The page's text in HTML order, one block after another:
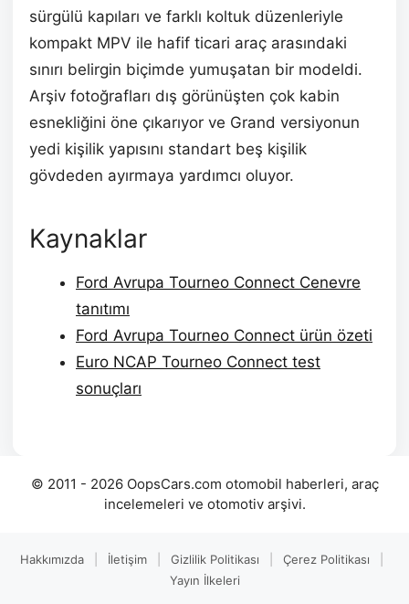
sürgülü kapıları ve farklı koltuk düzenleriyle
kompakt MPV ile hafif ticari araç arasındaki
sınırı belirgin biçimde yumuşatan bir modeldi.
Arşiv fotoğrafları dış görünüşten çok kabin
esnekliğini öne çıkarıyor ve Grand versiyonun
yedi kişilik yapısını standart beş kişilik
gövdeden ayırmaya yardımcı oluyor.
Kaynaklar
Ford Avrupa Tourneo Connect Cenevre
tanıtımı
Ford Avrupa Tourneo Connect ürün özeti
Euro NCAP Tourneo Connect test
sonuçları
© 2011 - 2026 OopsCars.com otomobil haberleri, araç
incelemeleri ve otomotiv arşivi.
Hakkımızda İletişim Gizlilik Politikası Çerez Politikası
Yayın İlkeleri